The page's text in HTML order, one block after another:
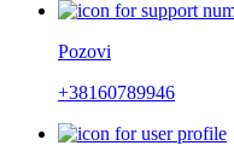
Pozovi
+38160789946